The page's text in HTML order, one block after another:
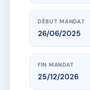
DÉBUT MANDAT
26/06/2025
FIN MANDAT
25/12/2026